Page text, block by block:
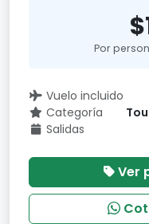
Por
Vuelo incluido
Categoría
Salidas
Ver